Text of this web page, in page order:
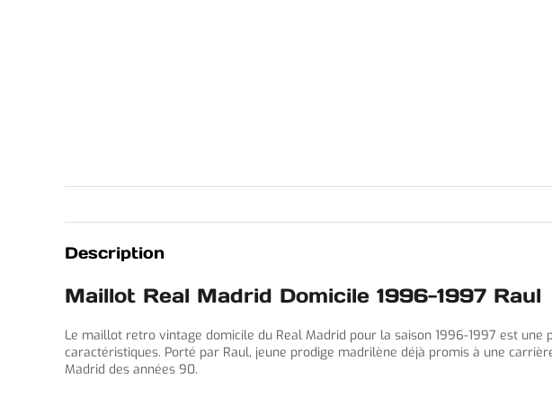
Description
Maillot Real Madrid Domicile 1996-1997 Raul
Le maillot retro vintage domicile du Real Madrid pour la saison 1996-1997 est
caractéristiques. Porté par Raul, jeune prodige madrilène déjà promis à une
Madrid des années 90.